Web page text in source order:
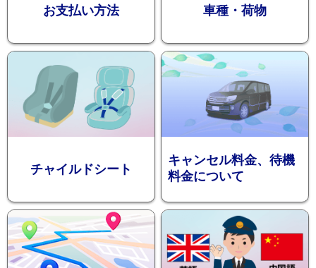
ション
お支払い方法 車種・荷物
チャイルドシート
キャンセル料金、待機
料金について